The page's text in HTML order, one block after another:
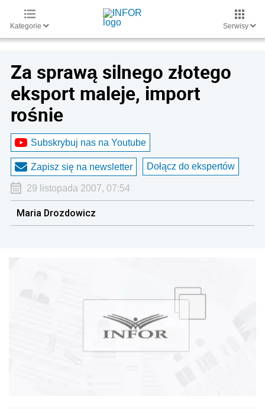
Kategorie Serwisy
Za sprawą silnego złotego
eksport maleje, import
rośnie
Subskrybuj nas na Youtube
Zapisz się na newsletter Dołącz do ekspertów
29 listopada 2007, 07:54
Maria Drozdowicz